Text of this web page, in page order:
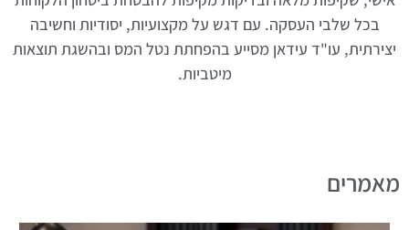
בכל שלבי העסקה. עם דגש על מקצועיות, יסודיות וחשיבה
יצירתית, עו"ד עידאן מסייע בהפחתת נטל המס ובהשגת תוצאות
מיטביות.
מאמרים